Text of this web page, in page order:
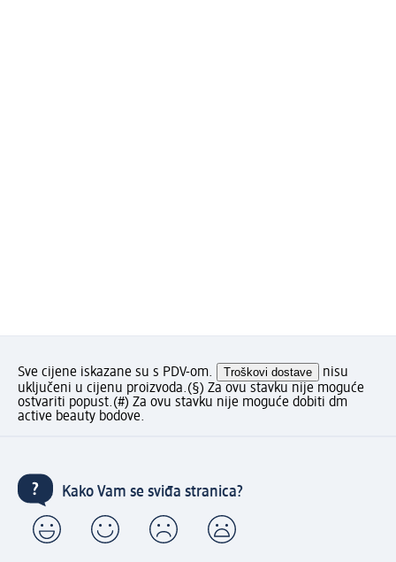
Sve cijene iskazane su s PDV-om. Troškovi dostave
nisu
uključeni u cijenu proizvoda.(§) Za ovu stavku nije moguće
ostvariti popust.(#) Za ovu stavku nije moguće dobiti dm
active beauty bodove.
Kako Vam se sviđa stranica?